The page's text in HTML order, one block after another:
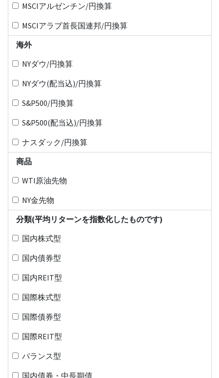
MSCIアルゼンチン/円換算
MSCIアラブ首長国連邦/円換算
海外
NYダウ/円換算
NYダウ(配当込)/円換算
S&P500/円換算
S&P500(配当込)/円換算
ナスダック/円換算
商品
WTI原油先物
NY金先物
分類(平均リターンを指数化したものです)
国内株式型
国内債券型
国内REIT型
国際株式型
国際債券型
国際REIT型
バランス型
国内債券・中長期債